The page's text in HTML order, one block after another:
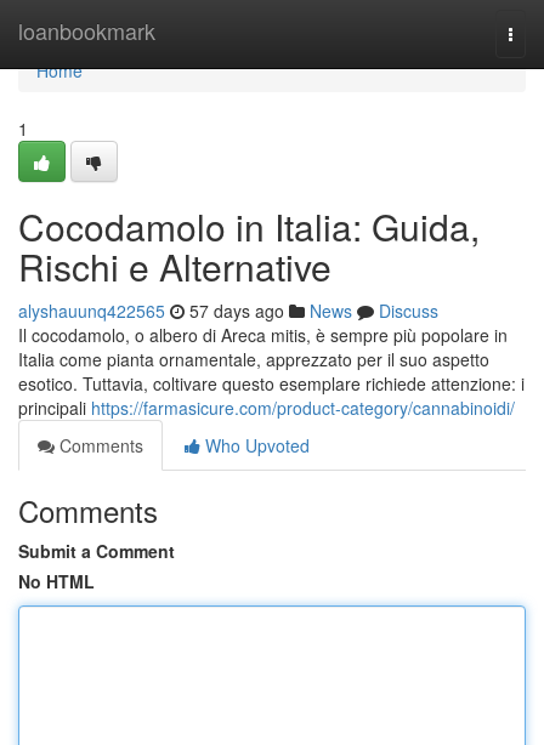
loanbookmark
Home
Home
1
Cocodamolo in Italia: Guida,
Rischi e Alternative
alyshauunq422565 57 days ago News
Discuss
Il cocodamolo, o albero di Areca mitis, è sempre più popolare in
Italia come pianta ornamentale, apprezzato per il suo aspetto
esotico. Tuttavia, coltivare questo esemplare richiede attenzione: i
principali https://farmasicure.com/product-category/cannabinoidi/
Comments
Who Upvoted
Comments
Submit a Comment
No HTML